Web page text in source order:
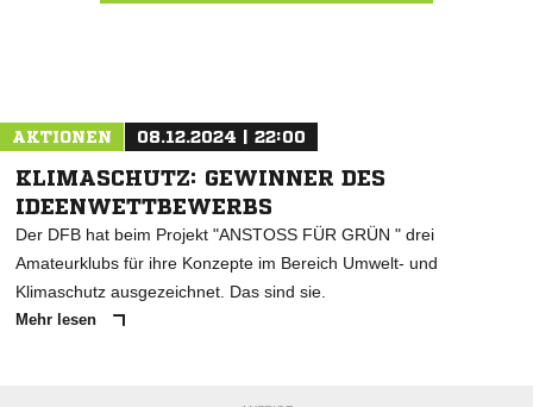
AKTIONEN 08.12.2024 | 22:00
KLIMASCHUTZ: GEWINNER DES
IDEENWETTBEWERBS
Der DFB hat beim Projekt "ANSTOSS FÜR GRÜN " drei
Amateurklubs für ihre Konzepte im Bereich Umwelt- und
Klimaschutz ausgezeichnet. Das sind sie.
Mehr lesen